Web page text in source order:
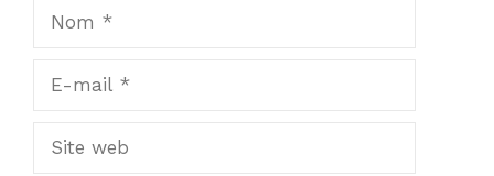
mail
web